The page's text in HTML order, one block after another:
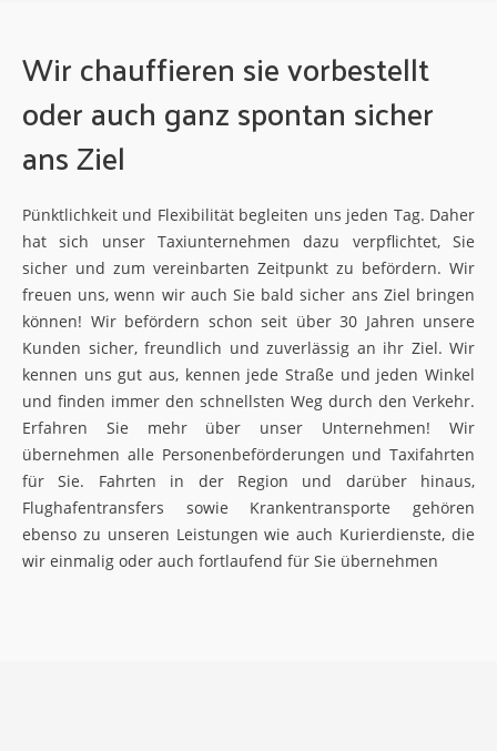
Wir chauffieren sie vorbestellt
oder auch ganz spontan sicher
ans Ziel
Pünktlichkeit und Flexibilität begleiten uns jeden Tag. Daher
hat sich unser Taxiunternehmen dazu verpflichtet, Sie
sicher und zum vereinbarten Zeitpunkt zu befördern. Wir
freuen uns, wenn wir auch Sie bald sicher ans Ziel bringen
können! Wir befördern schon seit über 30 Jahren unsere
Kunden sicher, freundlich und zuverlässig an ihr Ziel. Wir
kennen uns gut aus, kennen jede Straße und jeden Winkel
und finden immer den schnellsten Weg durch den Verkehr.
Erfahren Sie mehr über unser Unternehmen! Wir
übernehmen alle Personenbeförderungen und Taxifahrten
für Sie. Fahrten in der Region und darüber hinaus,
Flughafentransfers sowie Krankentransporte gehören
ebenso zu unseren Leistungen wie auch Kurierdienste, die
wir einmalig oder auch fortlaufend für Sie übernehmen